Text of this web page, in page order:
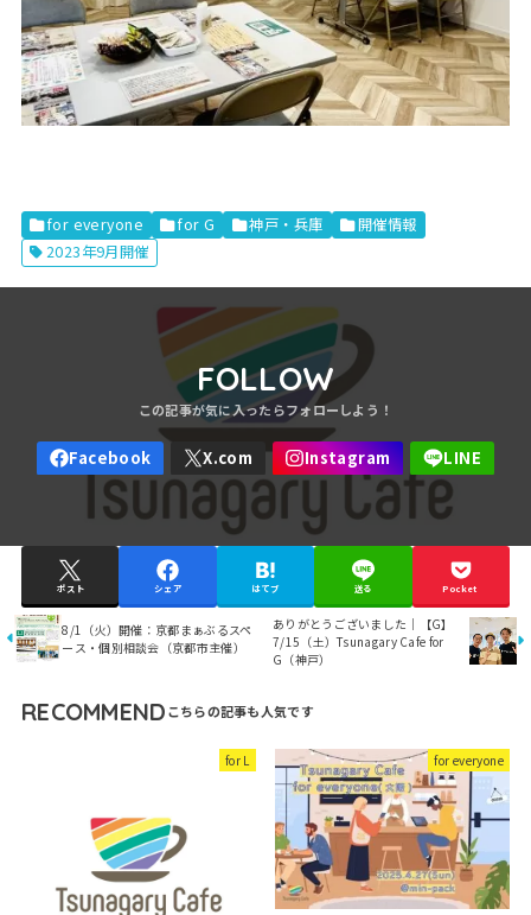
for everyone for G 神戸・兵庫
開催情報
2023年9月開催
FOLLOW
ポスト シェア はてブ 送る Pocket
8/1（火）開催：京都まぁぶるスペ
ース・個別相談会（京都市主催）
ありがとうございました｜【G】
7/15（土）Tsunagary Cafe for
G（神戸）
RECOMMEND
for L for everyone